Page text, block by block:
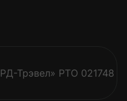
Трэвел» РТО 021748